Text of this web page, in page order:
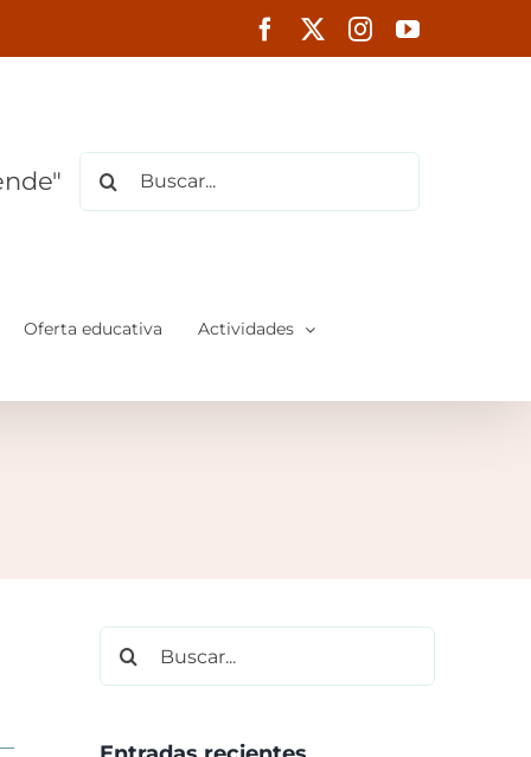
FacebookInstagramYouTube
Oferta educativa Actividades